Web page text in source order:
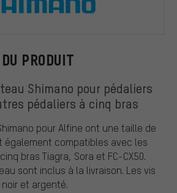
PRODUIT
Shimano pour pédaliers
pédaliers à cinq bras
pour Alfine ont une taille de
également compatibles avec les
bras Tiagra, Sora et FC-CX50.
sont inclus à la livraison. Les vis
et argenté.
Shimano